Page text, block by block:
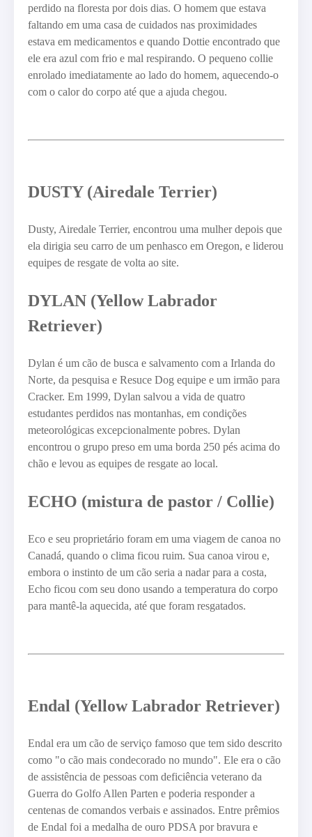
perdido na floresta por dois dias. O homem que estava
faltando em uma casa de cuidados nas proximidades
estava em medicamentos e quando Dottie encontrado que
ele era azul com frio e mal respirando. O pequeno collie
enrolado imediatamente ao lado do homem, aquecendo-o
com o calor do corpo até que a ajuda chegou.
DUSTY (Airedale Terrier)
Dusty, Airedale Terrier, encontrou uma mulher depois que
ela dirigia seu carro de um penhasco em Oregon, e liderou
equipes de resgate de volta ao site.
DYLAN (Yellow Labrador
Retriever)
Dylan é um cão de busca e salvamento com a Irlanda do
Norte, da pesquisa e Resuce Dog equipe e um irmão para
Cracker. Em 1999, Dylan salvou a vida de quatro
estudantes perdidos nas montanhas, em condições
meteorológicas excepcionalmente pobres. Dylan
encontrou o grupo preso em uma borda 250 pés acima do
chão e levou as equipes de resgate ao local.
ECHO (mistura de pastor / Collie)
Eco e seu proprietário foram em uma viagem de canoa no
Canadá, quando o clima ficou ruim. Sua canoa virou e,
embora o instinto de um cão seria a nadar para a costa,
Echo ficou com seu dono usando a temperatura do corpo
para mantê-la aquecida, até que foram resgatados.
Endal (Yellow Labrador Retriever)
Endal era um cão de serviço famoso que tem sido descrito
como "o cão mais condecorado no mundo". Ele era o cão
de assistência de pessoas com deficiência veterano da
Guerra do Golfo Allen Parten e poderia responder a
centenas de comandos verbais e assinados. Entre prêmios
de Endal foi a medalha de ouro PDSA por bravura e